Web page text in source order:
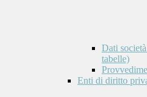
Dati
tabelle)
Enti di diritto